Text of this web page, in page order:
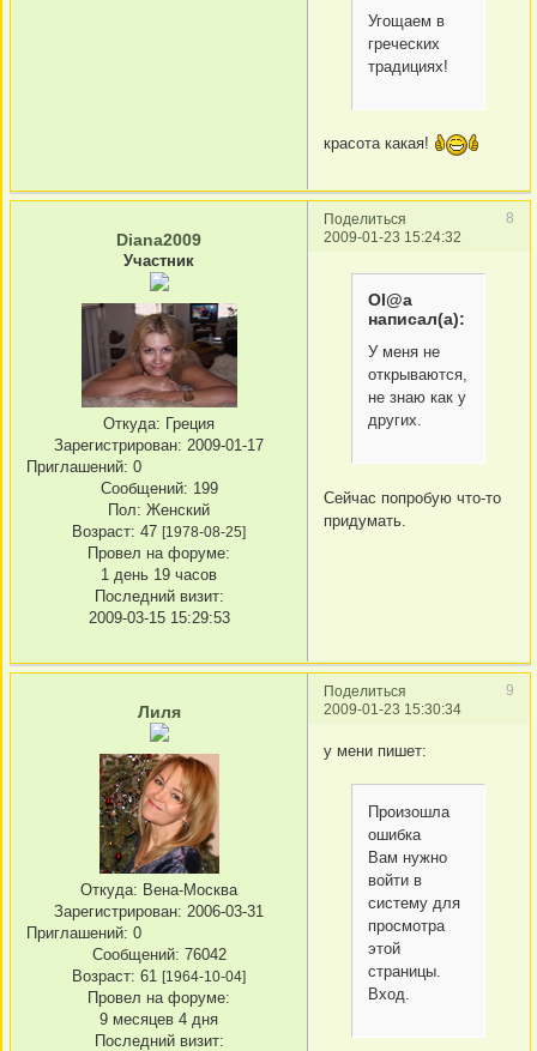
Угощаем в
греческих
традициях!
красота какая!
Поделиться
8
2009-01-23 15:24:32
Diana2009
Участник
Откуда: Греция
Зарегистрирован: 2009-01-17
Приглашений: 0
Сообщений: 199
Пол: Женский
Возраст: 47 [1978-08-25]
Провел на форуме:
1 день 19 часов
Последний визит:
2009-03-15 15:29:53
Ol@a
написал(а):
У меня не
открываются,
не знаю как у
других.
Сейчас попробую что-то
придумать.
Поделиться
9
2009-01-23 15:30:34
Лиля
Откуда: Вена-Москва
Зарегистрирован: 2006-03-31
Приглашений: 0
Сообщений: 76042
Возраст: 61 [1964-10-04]
Провел на форуме:
9 месяцев 4 дня
Последний визит:
у мени пишет:
Произошла
ошибка
Вам нужно
войти в
систему для
просмотра
этой
страницы.
Вход.